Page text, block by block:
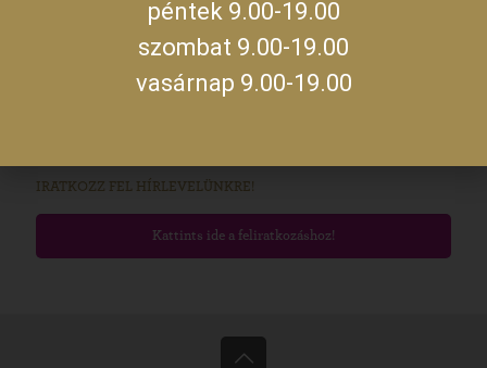
úton, míg Szeged és Debrecen felől a 47-es úton, Békéscsabán
keresztül közelítheted meg. Személyautóval parkolni a Kossuth
utcán vagy a Maróthy téren tudsz. Ha különjáratos busszal
érkeznétek, az előzetes egyeztetés alkalmával kérdezz rá a parkolás
IRATKOZZ FEL HÍRLEVELÜNKRE!
Kattints ide a feliratkozáshoz!
péntek 9.00-19.00
szombat 9.00-19.00
vasárnap 9.00-19.00